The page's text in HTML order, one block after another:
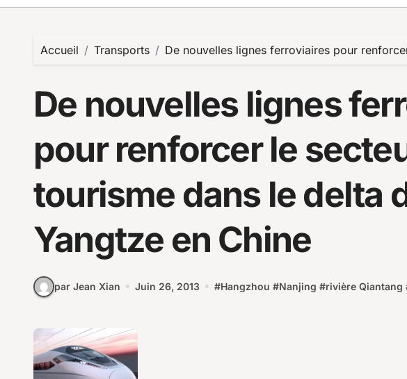
Accueil Transports De nouvelles lignes ferroviaires pour
De nouvelles lignes
pour renforcer le
tourisme dans le delta
Yangtze en Chine
par Jean Xian Juin 26, 2013 #Hangzhou #Nanjing #rivière Qiantang